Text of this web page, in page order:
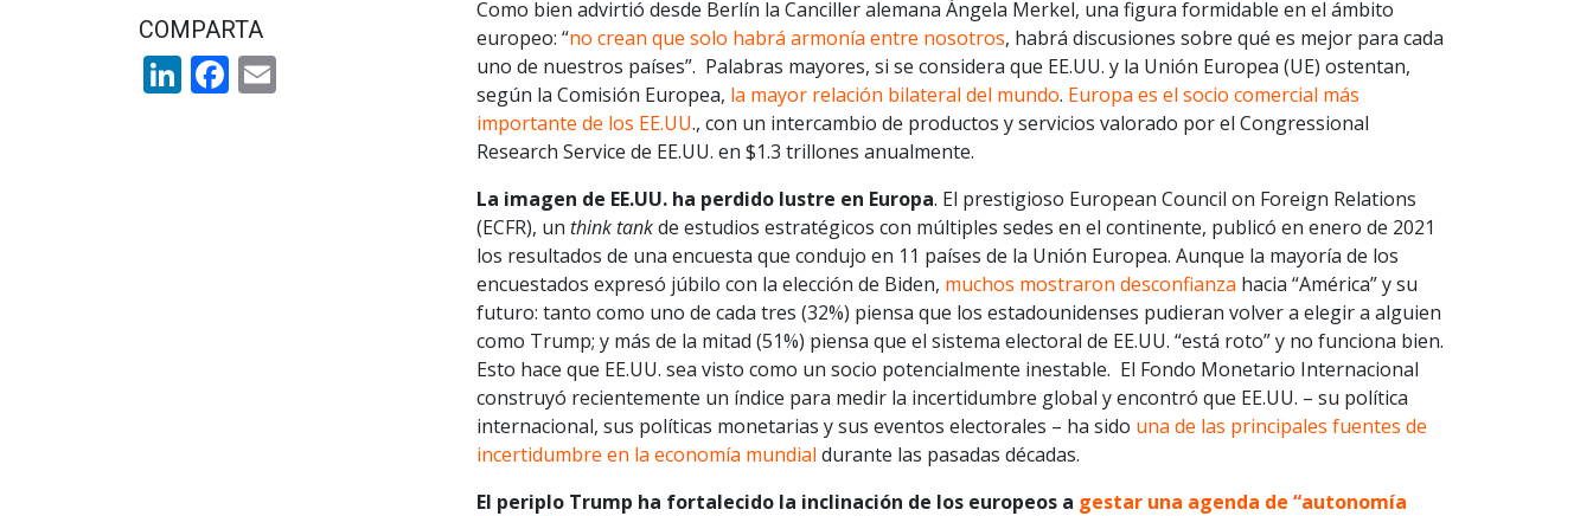
COMPARTA
LinkedIn
Facebook
Como bien advirtió desde Berlín la Canciller alemana Ángela Merkel, una figura formidable en el ámbito
europeo: “no crean que solo habrá armonía entre nosotros, habrá discusiones sobre qué es mejor para cada
uno de nuestros países”. Palabras mayores, si se considera que EE.UU. y la Unión Europea (UE) ostentan,
según la Comisión Europea, la mayor relación bilateral del mundo. Europa es el socio comercial más
importante de los EE.UU., con un intercambio de productos y servicios valorado por el Congressional
Research Service de EE.UU. en $1.3 trillones anualmente.
La imagen de EE.UU. ha perdido lustre en Europa. El prestigioso European Council on Foreign Relations
(ECFR), un think tankde estudios estratégicos con múltiples sedes en el continente, publicó en enero de 2021
los resultados de una encuesta que condujo en 11 países de la Unión Europea. Aunque la mayoría de los
encuestados expresó júbilo con la elección de Biden, muchos mostraron desconfianza hacia “América” y su
futuro: tanto como uno de cada tres (32%) piensa que los estadounidenses pudieran volver a elegir a alguien
como Trump; y más de la mitad (51%) piensa que el sistema electoral de EE.UU. “está roto” y no funciona bien.
Esto hace que EE.UU. sea visto como un socio potencialmente inestable. El Fondo Monetario Internacional
construyó recientemente un índice para medir la incertidumbre global y encontró que EE.UU. – su política
internacional, sus políticas monetarias y sus eventos electorales – ha sido una de las principales fuentes de
incertidumbre en la economía mundial durante las pasadas décadas.
El periplo Trump ha fortalecido la inclinación de los europeos a gestar una agenda de “autonomía